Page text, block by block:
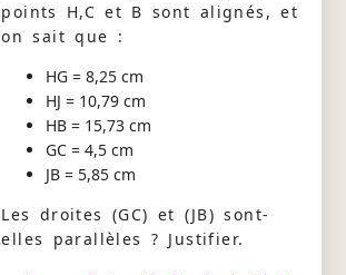
points H,C et B sont alignés, et
on sait que :
HG = 8,25 cm
HJ = 10,79 cm
HB = 15,73 cm
GC = 4,5 cm
JB = 5,85 cm
Les droites (GC) et (JB) sont-
elles parallèles ? Justifier.